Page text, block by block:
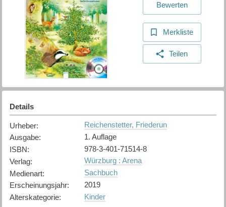
Bewerten
Merkliste
Teilen
Details
Urheber:
Reichenstetter, Friederun
Ausgabe:
1. Auflage
ISBN:
978-3-401-71514-8
Verlag:
Würzburg : Arena
Medienart:
Sachbuch
Erscheinungsjahr:
2019
Alterskategorie: Kinder